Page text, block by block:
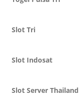
Slot Tri
Slot Indosat
Slot Server Thailand